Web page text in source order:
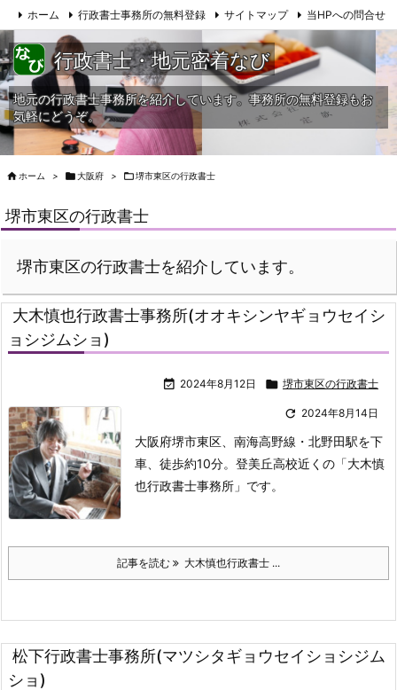
ホーム 行政書士事務所の無料登録 サイトマップ 当HPへの問合せ
行政書士・地元密着なび
地元の行政書士事務所を紹介しています。事務所の無料登録もお
気軽にどうぞ。
 ホーム > 大阪府 > 堺市東区の行政書士
堺市東区の行政書士
堺市東区の行政書士を紹介しています。
大木慎也行政書士事務所(オオキシンヤギョウセイシ
ョシジムショ)
 2024年8月12日  堺市東区の行政書士
 2024年8月14日
大阪府堺市東区、南海高野線・北野田駅を下
車、徒歩約10分。登美丘高校近くの「大木慎
也行政書士事務所」です。
記事を読む 大木慎也行政書士 ...
松下行政書士事務所(マツシタギョウセイショシジム
ショ)